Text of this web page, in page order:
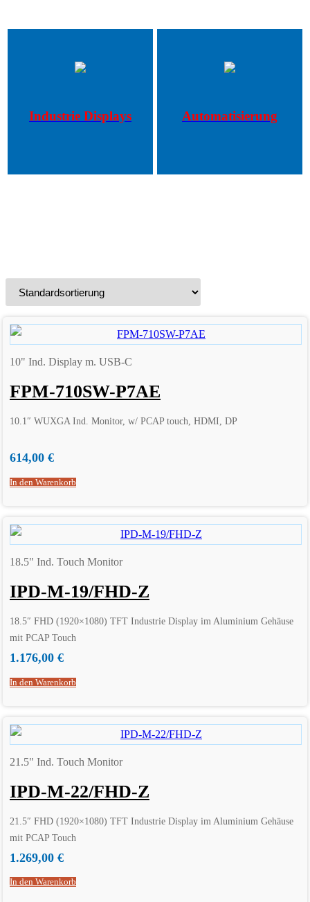
Industrie Displays Automatisierung
10" Ind. Display m. USB-C
FPM-710SW-P7AE
10.1″ WUXGA Ind. Monitor, w/ PCAP touch, HDMI, DP
614,00 €
In den Warenkorb
18.5" Ind. Touch Monitor
IPD-M-19/FHD-Z
18.5″ FHD (1920×1080) TFT Industrie Display im Aluminium Gehäuse
mit PCAP Touch
1.176,00 €
In den Warenkorb
21.5" Ind. Touch Monitor
IPD-M-22/FHD-Z
21.5″ FHD (1920×1080) TFT Industrie Display im Aluminium Gehäuse
mit PCAP Touch
1.269,00 €
In den Warenkorb